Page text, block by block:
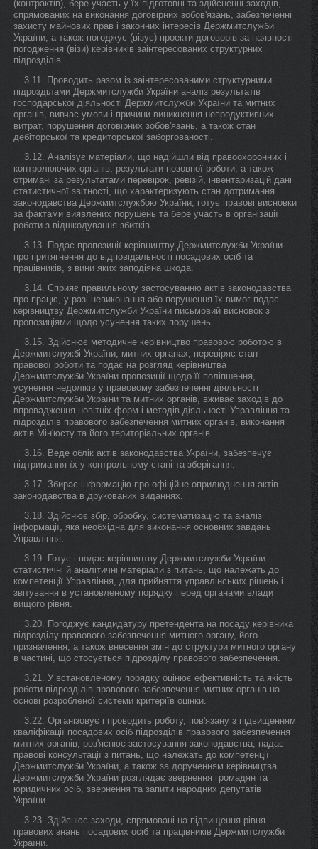
(контрактів), бере участь у їх підготовці та здійсненні заходів,
спрямованих на виконання договірних зобов'язань, забезпеченні
захисту майнових прав і законних інтересів Держмитслужби
України, а також погоджує (візує) проекти договорів за наявності
погодження (візи) керівників заінтересованих структурних
підрозділів.
3.11. Проводить разом із заінтересованими структурними
підрозділами Держмитслужби України аналіз результатів
господарської діяльності Держмитслужби України та митних
органів, вивчає умови і причини виникнення непродуктивних
витрат, порушення договірних зобов'язань, а також стан
дебіторської та кредиторської заборгованості.
3.12. Аналізує матеріали, що надійшли від правоохоронних і
контролюючих органів, результати позовної роботи, а також
отримані за результатами перевірок, ревізій, інвентаризацій дані
статистичної звітності, що характеризують стан дотримання
законодавства Держмитслужбою України, готує правові висновки
за фактами виявлених порушень та бере участь в організації
роботи з відшкодування збитків.
3.13. Подає пропозиції керівництву Держмитслужби України
про притягнення до відповідальності посадових осіб та
працівників, з вини яких заподіяна шкода.
3.14. Сприяє правильному застосуванню актів законодавства
про працю, у разі невиконання або порушення їх вимог подає
керівництву Держмитслужби України письмовий висновок з
пропозиціями щодо усунення таких порушень.
3.15. Здійснює методичне керівництво правовою роботою в
Держмитслужбі України, митних органах, перевіряє стан
правової роботи та подає на розгляд керівництва
Держмитслужби України пропозиції щодо її поліпшення,
усунення недоліків у правовому забезпеченні діяльності
Держмитслужби України та митних органів, вживає заходів до
впровадження новітніх форм і методів діяльності Управління та
підрозділів правового забезпечення митних органів, виконання
актів Мін'юсту та його територіальних органів.
3.16. Веде облік актів законодавства України, забезпечує
підтримання їх у контрольному стані та зберігання.
3.17. Збирає інформацію про офіційне оприлюднення актів
законодавства в друкованих виданнях.
3.18. Здійснює збір, обробку, систематизацію та аналіз
інформації, яка необхідна для виконання основних завдань
Управління.
3.19. Готує і подає керівництву Держмитслужби України
статистичні й аналітичні матеріали з питань, що належать до
компетенції Управління, для прийняття управлінських рішень і
звітування в установленому порядку перед органами влади
вищого рівня.
3.20. Погоджує кандидатуру претендента на посаду керівника
підрозділу правового забезпечення митного органу, його
призначення, а також внесення змін до структури митного органу
в частині, що стосується підрозділу правового забезпечення.
3.21. У встановленому порядку оцінює ефективність та якість
роботи підрозділів правового забезпечення митних органів на
основі розробленої системи критеріїв оцінки.
3.22. Організовує і проводить роботу, пов'язану з підвищенням
кваліфікації посадових осіб підрозділів правового забезпечення
митних органів, роз'яснює застосування законодавства, надає
правові консультації з питань, що належать до компетенції
Держмитслужби України, а також за дорученням керівництва
Держмитслужби України розглядає звернення громадян та
юридичних осіб, звернення та запити народних депутатів
України.
3.23. Здійснює заходи, спрямовані на підвищення рівня
правових знань посадових осіб та працівників Держмитслужби
України.